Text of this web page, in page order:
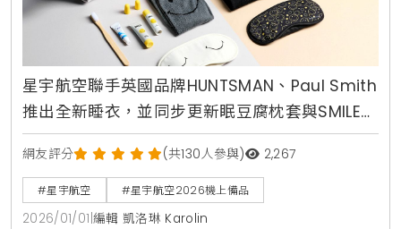
星宇航空聯手英國品牌HUNTSMAN、Paul Smith
推出全新睡衣，並同步更新眠豆腐枕套與SMILEY
過夜包，定義奢華飛行
網友評分 (共130人參與) 2,267
#星宇航空 #星宇航空2026機上備品
2026/01/01 編輯 凱洛琳 Karolin